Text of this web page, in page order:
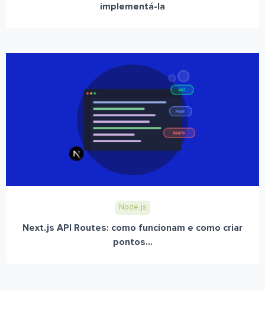
implementá-la
Node.js
Next.js API Routes: como funcionam e como criar
pontos...